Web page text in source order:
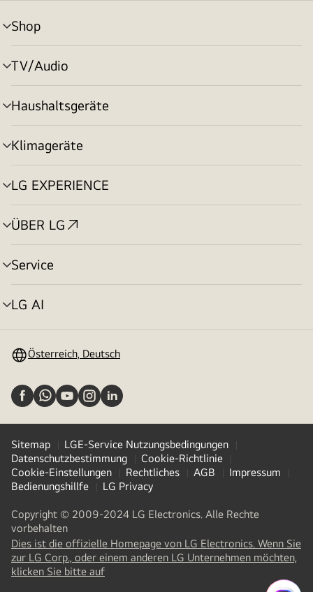
Shop
Menü
umschalten
TV/Audio
Menü
umschalten
Haushaltsgeräte
Menü
umschalten
Klimageräte
Menü
umschalten
LG EXPERIENCE
Menü
umschalten
ÜBER LG
Menü
umschalten
Service
Menü
umschalten
LG AI
Menü
Österreich, Deutsch
Sitemap
LGE-Service Nutzungsbedingungen
Datenschutzbestimmung
Cookie-Richtlinie
Cookie-Einstellungen
Rechtliches AGB
Impressum
Bedienungshillfe
LG Privacy
Copyright © 2009-2024 LG Electronics. Alle Rechte
vorbehalten
Dies ist die offizielle Homepage von LG Electronics. Wenn Sie
zur LG Corp., oder einem anderen LG Unternehmen möchten,
klicken Sie bitte auf(